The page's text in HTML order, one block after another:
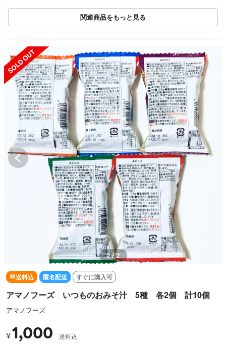
関連商品をもっと見る
SOLD OUT
2 / 2
送料込 匿名配送 すぐに購入可
アマノフーズ いつものおみそ汁 5種 各2個 計10個
アマノフーズ
¥1,000 送料込